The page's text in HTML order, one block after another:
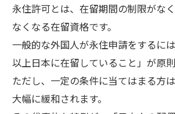
永住許可とは、在留期間の制限がな
なくなる在留資格です。
一般的な外国人が永住申請をするに
以上日本に在留していること」が原則
ただし、一定の条件に当てはまる方
大幅に緩和されます。